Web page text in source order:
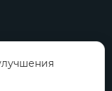
циньду